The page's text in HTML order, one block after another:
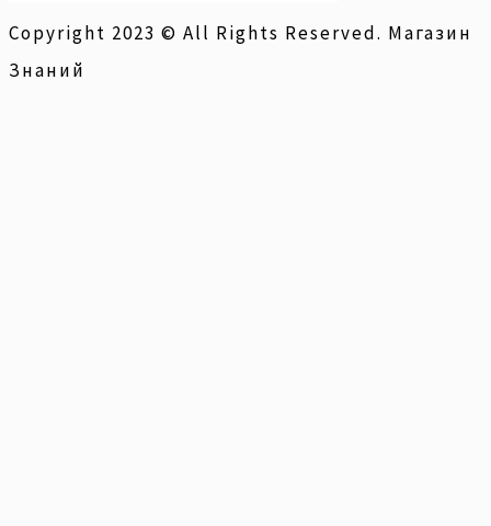
Copyright 2023 © All Rights Reserved. Магазин
Знаний